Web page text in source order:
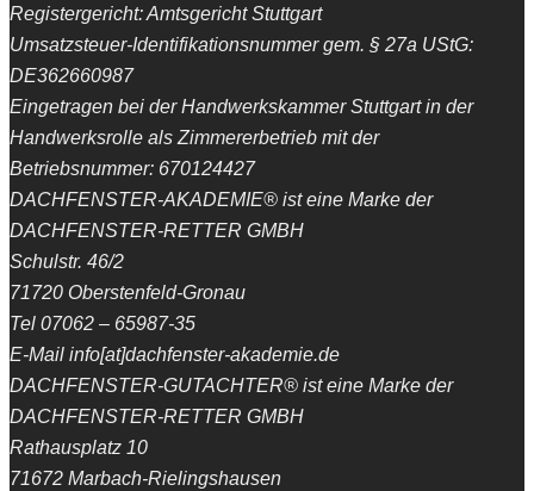
Registergericht: Amtsgericht Stuttgart
Umsatzsteuer-Identifikationsnummer gem. § 27a UStG:
DE362660987
Eingetragen bei der Handwerkskammer Stuttgart in der
Handwerksrolle als Zimmererbetrieb mit der
Betriebsnummer: 670124427
DACHFENSTER-AKADEMIE® ist eine Marke der
DACHFENSTER-RETTER GMBH
Schulstr. 46/2
71720 Oberstenfeld-Gronau
Tel 07062 – 65987-35
E-Mail info[at]dachfenster-akademie.de
DACHFENSTER-GUTACHTER® ist eine Marke der
DACHFENSTER-RETTER GMBH
Rathausplatz 10
71672 Marbach-Rielingshausen